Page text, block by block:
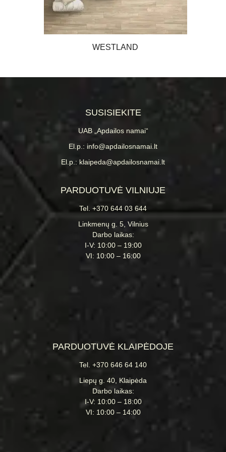
WESTLAND
SUSISIEKITE
UAB „Apdailos namai“
El.p.: info@apdailosnamai.lt
El.p.: klaipeda@apdailosnamai.lt
PARDUOTUVĖ VILNIUJE
Tel. +370 644 03 644
Linkmenų g. 5, Vilnius
Darbo laikas:
I-V: 10:00 – 19:00
VI: 10:00 – 16:00
PARDUOTUVĖ KLAIPĖDOJE
Tel. +370 646 64 140
Liepų g. 40, Klaipėda
Darbo laikas:
I-V: 10:00 – 18:00
VI: 10:00 – 14:00